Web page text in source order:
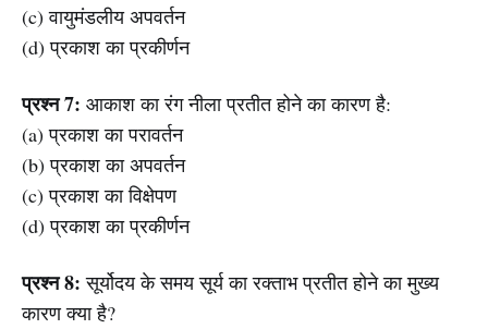
(c) वायुमंडलीय अपवर्तन
(d) प्रकाश का प्रकीर्णन
प्रश्न 7: आकाश का रंग नीला प्रतीत होने का कारण है:
(a) प्रकाश का परावर्तन
(b) प्रकाश का अपवर्तन
(c) प्रकाश का विक्षेपण
(d) प्रकाश का प्रकीर्णन
प्रश्न 8: सूर्योदय के समय सूर्य का रक्ताभ प्रतीत होने का मुख्य
कारण क्या है?